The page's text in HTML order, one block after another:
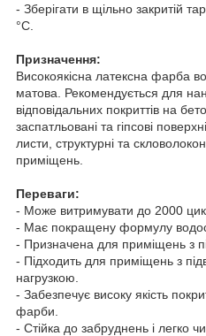
- Зберігати в щільно закритій
°С.
Призначення:
Високоякісна латексна фарба
матова. Рекомендується для
відповідальних покриттів на
заспатльовані та гіпсові
листи, структурні та
приміщень.
Переваги:
- Може витримувати до 2000
- Має покращену формулу
- Призначена для приміщень з
- Підходить для приміщень з
нагрузкою.
- Забезпечує високу якість
фарби.
- Стійка до забруднень і легко